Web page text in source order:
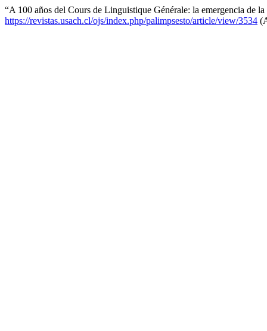
“A 100 años del Cours de Linguistique Générale: la emergencia de
https://revistas.usach.cl/ojs/index.php/palimpsesto/article/view/3534